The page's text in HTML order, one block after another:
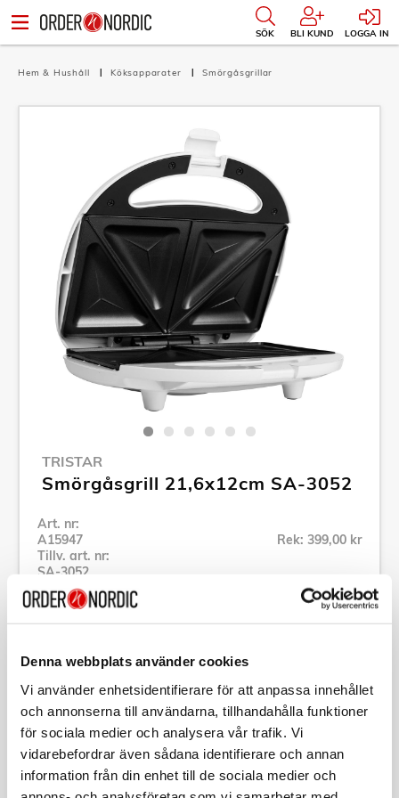
Denna webbplats använder cookies
Vi använder enhetsidentifierare för att anpassa innehållet
och annonserna till användarna, tillhandahålla funktioner
för sociala medier och analysera vår trafik. Vi
vidarebefordrar även sådana identifierare och annan
information från din enhet till de sociala medier och
SÖK BLI KUND LOGGA IN
Hem & Hushåll Köksapparater Smörgåsgrillar
TRISTAR
Smörgåsgrill 21,6x12cm SA-3052
Art. nr:
A15947
Tillv. art. nr:
SA-3052
Rek: 399,00 kr
Se alla produkter inom Tristar
Specifikation
Beskrivning
Art. nr:A15947